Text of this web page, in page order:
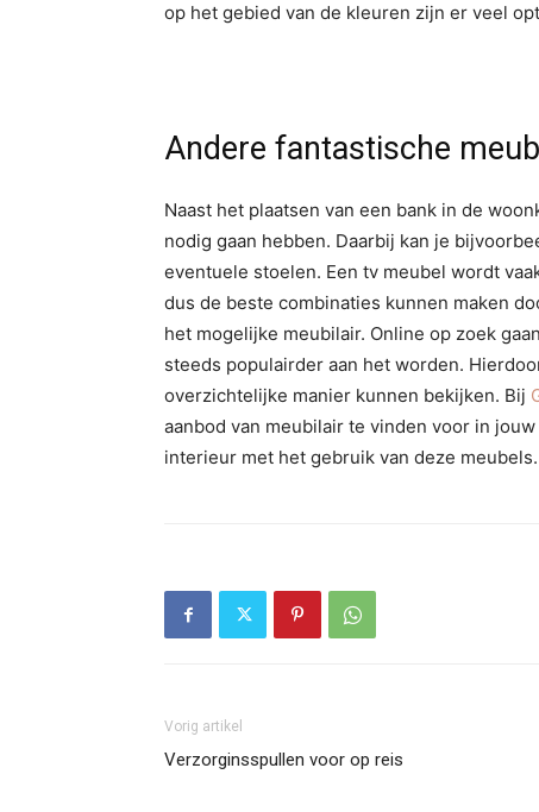
op het gebied van de kleuren zijn er veel
Andere fantastische
Naast het plaatsen van een bank in de
nodig gaan hebben. Daarbij kan je
eventuele stoelen. Een tv meubel wordt
dus de beste combinaties kunnen maken
het mogelijke meubilair. Online op zoek
steeds populairder aan het worden.
overzichtelijke manier kunnen bekijken. Bij
aanbod van meubilair te vinden voor in
interieur met het gebruik van deze meubels.
Vorig artikel
Verzorginsspullen voor op reis